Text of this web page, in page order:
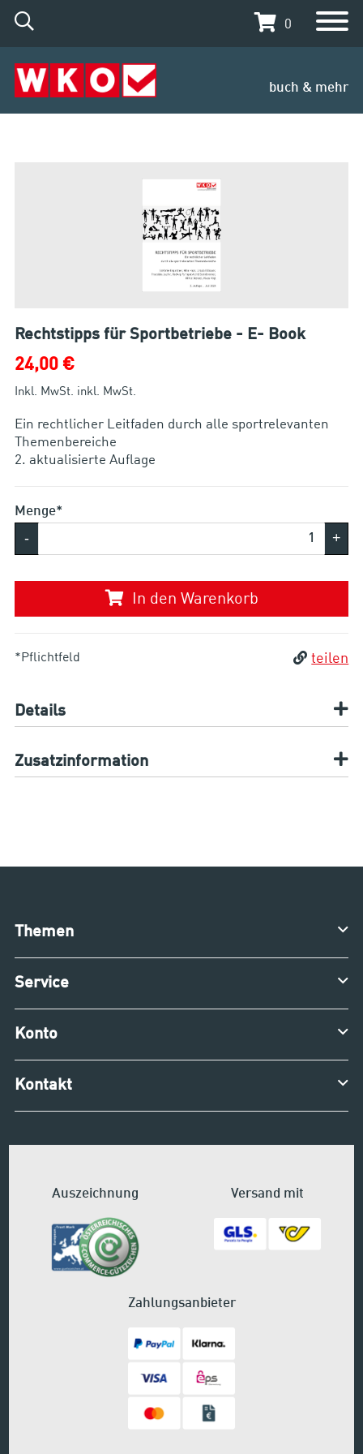
0
buch & mehr
Rechtstipps für Sportbetriebe - E- Book
24,00 €
Inkl. MwSt. inkl. MwSt.
Ein rechtlicher Leitfaden durch alle sportrelevanten
Themenbereiche
2. aktualisierte Auflage
Menge*
- +
In den Warenkorb
*Pflichtfeld teilen
Details
Zusatzinformation
Themen
Service
Konto
Kontakt
Auszeichnung Versand mit
Zahlungsanbieter